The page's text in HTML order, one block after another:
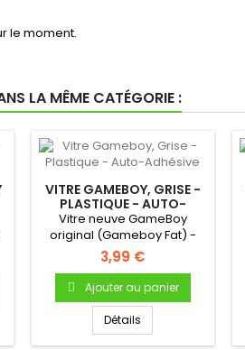
le moment.
LA MÊME CATÉGORIE :
VITRE GAMEBOY, GRISE -
PLASTIQUE - AUTO-
ADHÉSIVE
Vitre neuve GameBoy
original (Gameboy Fat) -
Autocollante - Uniquement
pour...
3,99 €
Ajouter au panier
Détails